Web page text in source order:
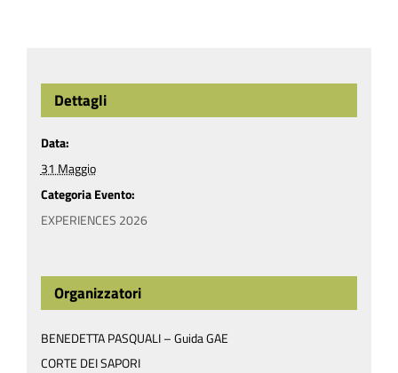
Dettagli
Data:
31 Maggio
Categoria Evento:
EXPERIENCES 2026
Organizzatori
BENEDETTA PASQUALI – Guida GAE
CORTE DEI SAPORI